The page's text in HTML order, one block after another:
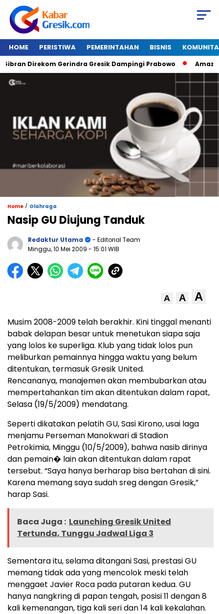
HOME PERISTIWA PEMERINTAHAN BISNIS
Direkom Gerindra Gresik Dampingi Prabowo Amazon
Home / Olahraga
Nasip GU Diujung Tanduk
Redaktur Utama
- Editorial Team
Minggu, 10 Mei 2009 - 15:01 WIB
A A A
Musim 2008-2009 telah berakhir. Kini tinggal menanti
babak delapan besar untuk menetukan siapa saja
yang lolos ke superliga. Klub yang tidak lolos pun
meliburkan pemainnya hingga waktu yang belum
ditentukan, termasuk Gresik United.
Rencananya, manajemen akan membubarkan atau
mempertahankan tim akan ditentukan dalam rapat,
Selasa (19/5/2009) mendatang.
Seperti dikatakan pelatih GU, Sasi Kirono, usai laga
menjamu Perseman Manokwari di Stadion
Petrokimia, Minggu (10/5/2009), bahwa nasib dirinya
dan pemain� lain akan ditentukan dalam rapat
tersebut. “Saya hanya berharap bisa bertahan di sini.
Karena memang saya sudah sreg dengan Gresik,”
harap Sasi.
Baca Juga : Launching Gresik United
Tertunda, Tunggu Jadwal Liga 3
Sementara itu, selama ditangani Sasi, prestasi GU
memang tidak ada yang mencolok meski telah
menggaet Javier Roca pada putaran kedua. GU
hanya nangkring di papan tengah, posisi 11 dengan 8
kali kemenangan, tiga kali seri dan 14 kali kekalahan.